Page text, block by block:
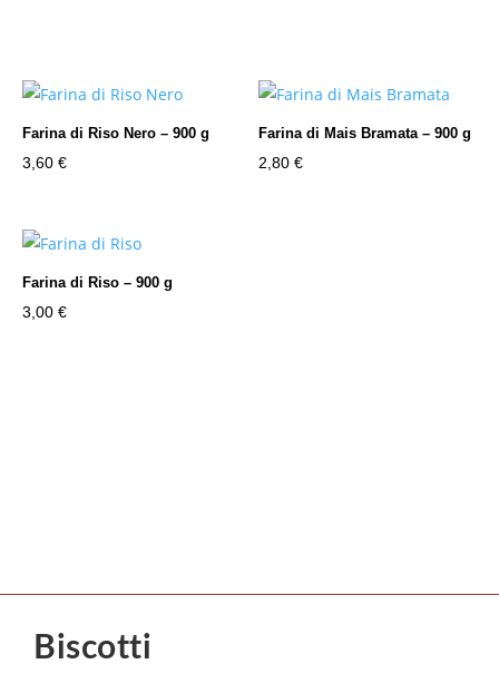
Farina di Riso Nero – 900 g
3,60 €
Farina di Mais Bramata – 900 g
2,80€
Farina di Riso – 900 g
3,00 €
Biscotti